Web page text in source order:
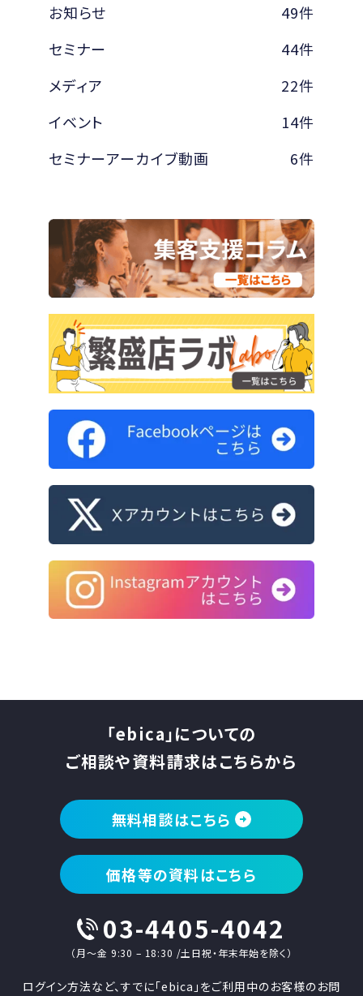
お知らせ
49件
セミナー
44件
メディア
22件
イベント
14件
セミナーアーカイブ動画
6件
「ebica」についての
ご相談や資料請求はこちらから
無料相談はこちら
価格等の資料はこちら
03-4405-4042
（月〜金 9:30 – 18:30 /土日祝・年末年始を除く）
ログイン方法など、すでに「ebica」をご利用中のお客様のお問